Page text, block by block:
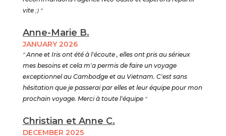
vite;) "
Anne-Marie B.
JANUARY 2026
"Anne et Iris ont été à l'écoute , elles ont pris au sérieux
mes besoins et cela m'a permis de faire un voyage
exceptionnel au Cambodge et au Vietnam. C'est sans
hésitation que je passerai par elles et leur équipe pour mon
prochain voyage. Merci à toute l'équipe "
Christian et Anne C.
DECEMBER 2025